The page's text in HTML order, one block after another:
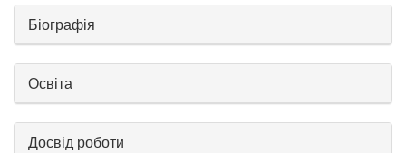
Біографія
Освіта
Досвід роботи